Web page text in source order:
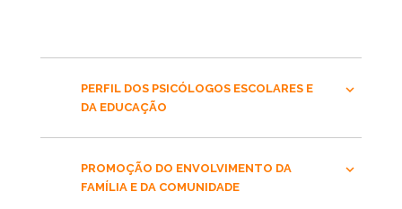
PERFIL DOS PSICÓLOGOS ESCOLARES E
DA EDUCAÇÃO
PROMOÇÃO DO ENVOLVIMENTO DA
FAMÍLIA E DA COMUNIDADE